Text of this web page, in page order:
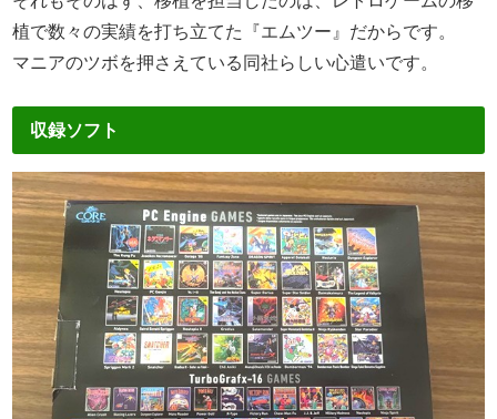
植で数々の実績を打ち立てた『エムツー』だからです。
マニアのツボを押さえている同社らしい心遣いです。
収録ソフト